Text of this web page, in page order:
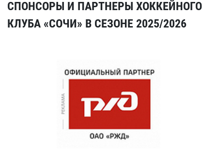
СПОНСОРЫ И ПАРТНЕРЫ ХОККЕЙНОГО
КЛУБА «СОЧИ» В СЕЗОНЕ 2025/2026